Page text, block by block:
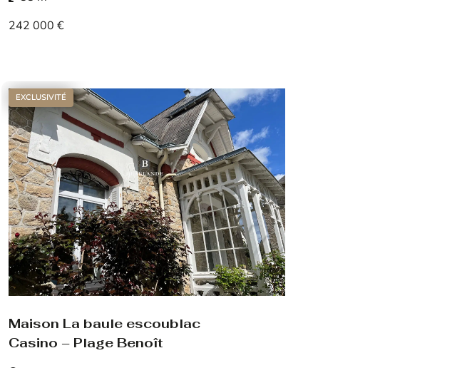
242 000 €
EXCLUSIVITÉ
Maison La baule escoublac
Casino – Plage Benoît